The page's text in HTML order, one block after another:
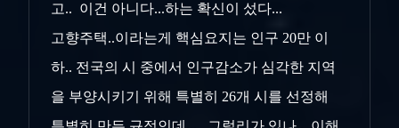
고.. 이건 아니다...하는 확신이 섰다...
고향주택..이라는게 핵심요지는 인구 20만 이
하.. 전국의 시 중에서 인구감소가 심각한 지역
을 부양시키기 위해 특별히 26개 시를 선정해